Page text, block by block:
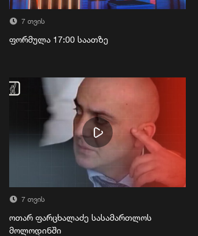
7 თვის
ფორმულა 17:00 საათზე
7 თვის
ოთარ ფარცხალაძე სასამართლოს
მოლოდინში